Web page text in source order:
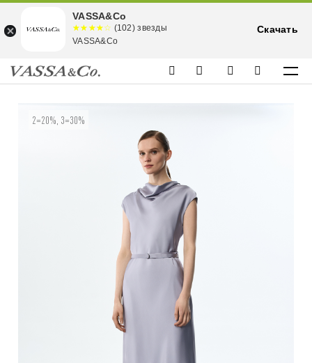
2=20%, 3=30%
VASSA&Co
☆☆☆☆☆
★★★★
★
(102) звезды
VASSA&Co
Скачать